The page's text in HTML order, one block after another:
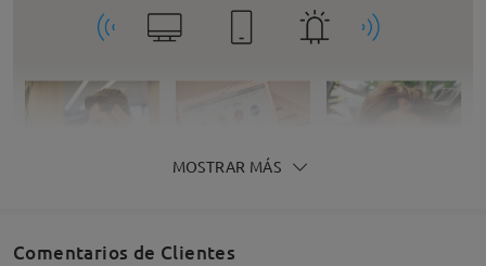
MOSTRAR MÁS
Comentarios de Clientes